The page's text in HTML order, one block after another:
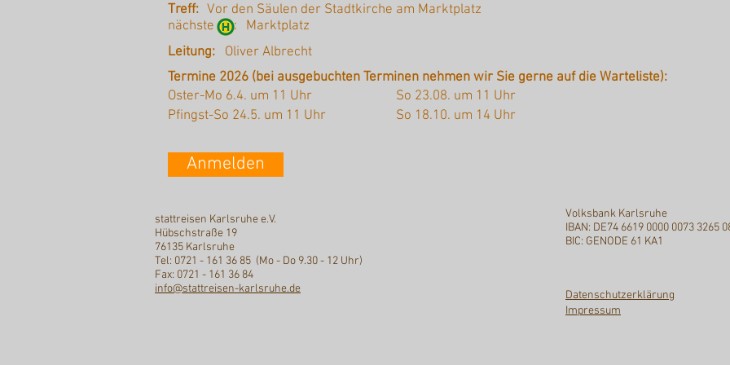
Vor den Säulen der Stadtkirche am Marktplatz
Treff:
nächste :
Marktplatz
Leitung:
Oliver Albrecht
Termine 2026 (bei ausgebuchten Terminen nehmen wir Sie gerne auf die Warteliste):
Oster-Mo 6.4. um 11 Uhr
So 23.08. um 11 Uhr
Pfingst-So 24.5. um 11 Uhr
So 18.10. um 14 Uhr
Anmelden
stattreisen Karlsruhe e.V.
Hübschstraße 19
76135 Karlsruhe
Tel: 0721 - 161 36 85 (Mo - Do 9.30 - 12 Uhr)
Fax: 0721 - 161 36 84
info@stattreisen-karlsruhe.de
Volksbank Karlsruhe
IBAN: DE74 6619 0000 0073 3265
BIC: GENODE 61 KA1
Datenschutzerklärung
Impressum